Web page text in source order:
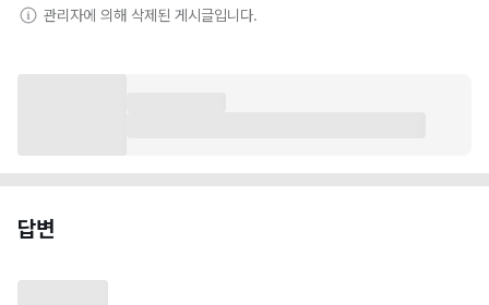
관리자에 의해 삭제된 게시글입니다.
답변